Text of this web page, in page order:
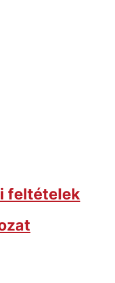
feltételek